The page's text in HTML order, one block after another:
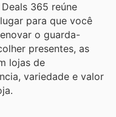
365 reúne
para que você
o guarda-
presentes, as
lojas de
variedade e valor